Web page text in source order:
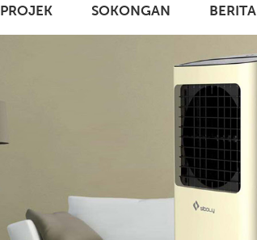
PROJEK SOKONGAN BERITA